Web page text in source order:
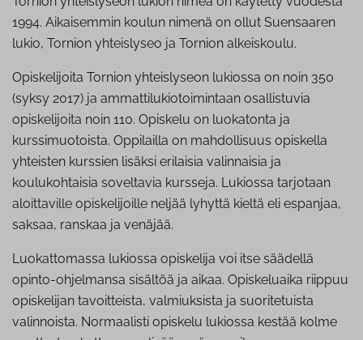
1994. Aikaisemmin koulun nimenä on ollut Suensaaren
lukio, Tornion yhteislyseo ja Tornion alkeiskoulu.
Opiskelijoita Tornion yhteislyseon lukiossa on noin 350
(syksy 2017) ja ammattilukiotoimintaan osallistuvia
opiskelijoita noin 110. Opiskelu on luokatonta ja
kurssimuotoista. Oppilailla on mahdollisuus opiskella
yhteisten kurssien lisäksi erilaisia valinnaisia ja
koulukohtaisia soveltavia kursseja. Lukiossa tarjotaan
aloittaville opiskelijoille neljää lyhyttä kieltä eli espanjaa,
saksaa, ranskaa ja venäjää.
Luokattomassa lukiossa opiskelija voi itse säädellä
opinto-ohjelmansa sisältöä ja aikaa. Opiskeluaika riippuu
opiskelijan tavoitteista, valmiuksista ja suoritetuista
valinnoista. Normaalisti opiskelu lukiossa kestää kolme